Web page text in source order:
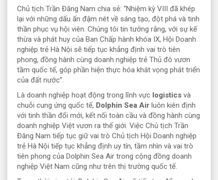
Chủ tịch Trần Đăng Nam chia sẻ: “Nhiệm kỳ VIII đã khép
lại với những dấu ấn đậm nét về sáng tạo, đột phá và tinh
thần phục vụ hội viên. Chúng tôi tin tưởng rằng, với sự kế
thừa và phát huy của Ban Chấp hành khóa IX, Hội Doanh
nghiệp trẻ Hà Nội sẽ tiếp tục khẳng định vai trò tiên
phong, đồng hành cùng doanh nghiệp trẻ Thủ đô vươn
tầm quốc tế, góp phần hiện thực hóa khát vọng phát triển
của đất nước”.
Là doanh nghiệp hoạt động trong lĩnh vực logistics và
chuỗi cung ứng quốc tế, Dolphin Sea Air luôn kiên định
với tinh thần đổi mới, kết nối toàn cầu và đồng hành cùng
doanh nghiệp Việt vươn ra thế giới. Việc Chủ tịch Trần
Đăng Nam tiếp tục giữ vai trò Chủ tịch Hội Doanh nghiệp
trẻ Hà Nội tiếp tục khẳng định uy tín, tầm nhìn và vai trò
tiên phong của Dolphin Sea Air trong cộng đồng doanh
nghiệp Việt Nam cũng như trên thị trường quốc tế.